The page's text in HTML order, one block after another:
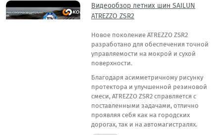
Видеообзор летних шин SAILUN
ATREZZO ZSR2
Новое поколение ATREZZO ZSR2
разработано для обеспечения точной
управляемости на мокрой и сухой
поверхности.
Благодаря асимметричному рисунку
протектора и улучшенной резиновой
смеси, ATREZZO ZSR2 справляется с
поставленными задачами, отлично
проявляя себя как на городских
дорогах, так и на автомагистралях.